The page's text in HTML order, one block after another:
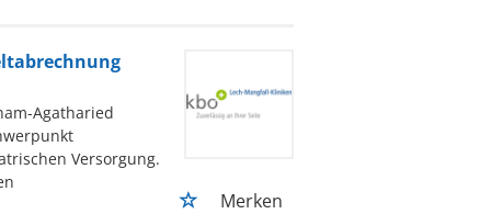
Agatharied
Versorgung.
Merken